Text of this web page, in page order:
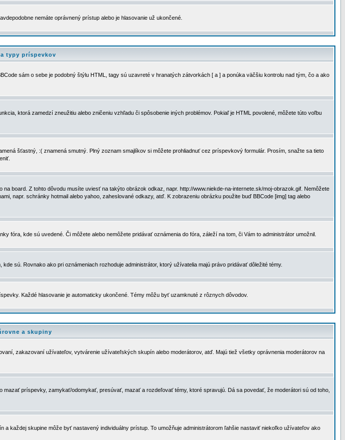
nemáte oprávnený prístup alebo je hlasovanie už ukončené.
typy príspevkov
sám o sebe je podobný štýlu HTML, tagy sú uzavreté v hranatých zátvorkách [ a ] a ponúka väčšiu kontrolu nad tým, čo a ako
ktorá zamedzí zneužitiu alebo zničeniu vzhľadu či spôsobenie iných problémov. Pokiaľ je HTML povolené, môžete túto voľbu
šťastný, :( znamená smutný. Plný zoznam smajlíkov si môžete prohliadnuť cez príspevkový formulár. Prosím, snažte sa tieto
board. Z tohto dôvodu musíte uviesť na takýto obrázok odkaz, napr. http://www.niekde-na-internete.sk/moj-obrazok.gif. Nemôžete
napr. schránky hotmail alebo yahoo, zaheslované odkazy, atď. K zobrazeniu obrázku použite buď BBCode [img] tag alebo
fóra, kde sú uvedené. Či môžete alebo nemôžete pridávať oznámenia do fóra, záleží na tom, či Vám to administrátor umožnil.
sú. Rovnako ako pri oznámeniach rozhoduje administrátor, ktorý užívatelia majú právo pridávať dôležité témy.
Každé hlasovanie je automaticky ukončené. Témy môžu byť uzamknuté z rôznych dôvodov.
a skupiny
zakazovaní užívateľov, vytvárenie užívateľských skupín alebo moderátorov, atď. Majú tiež všetky oprávnenia moderátorov na
príspevky, zamykať/odomykať, presúvať, mazať a rozdeľovať témy, ktoré spravujú. Dá sa povedať, že moderátori sú od toho,
skupine môže byť nastavený individuálny prístup. To umožňuje administrátorom ľahšie nastaviť niekoľko užívateľov ako